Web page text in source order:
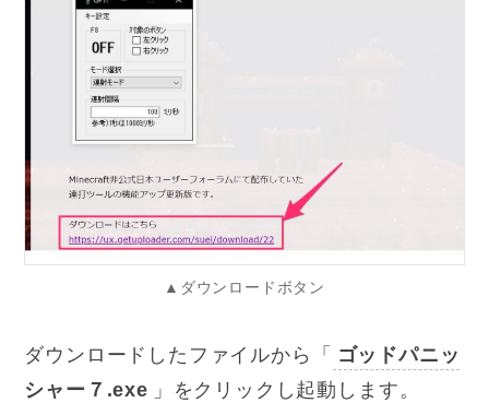
▲ダウンロードボタン
ダウンロードしたファイルから「
ゴッドパニッ
シャー７.exe 」をクリックし起動します。